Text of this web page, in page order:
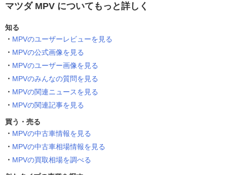
マツダ MPV についてもっと詳しく
知る
MPVのユーザーレビューを見る
MPVの公式画像を見る
MPVのユーザー画像を見る
MPVのみんなの質問を見る
MPVの関連ニュースを見る
MPVの関連記事を見る
買う・売る
MPVの中古車情報を見る
MPVの中古車相場情報を見る
MPVの買取相場を調べる